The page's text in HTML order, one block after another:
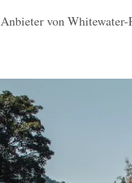
Anbieter von